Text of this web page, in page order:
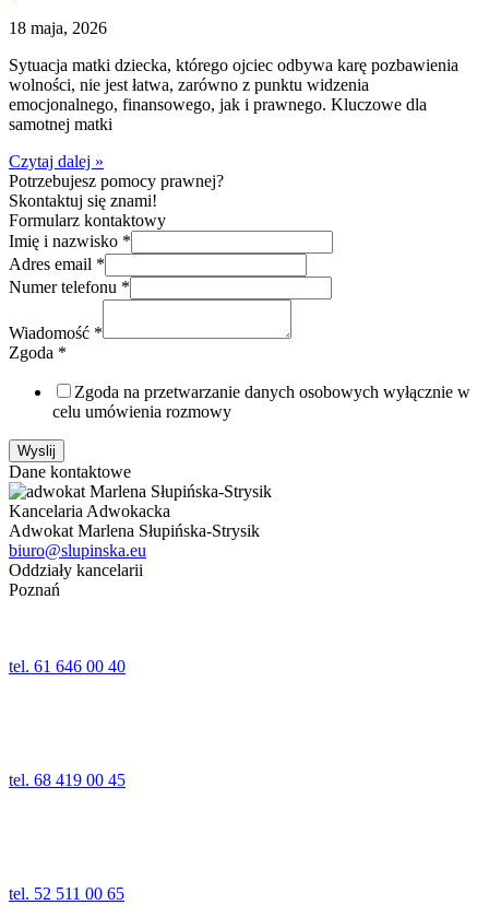
18 maja, 2026
Sytuacja matki dziecka, którego ojciec odbywa karę pozbawienia
wolności, nie jest łatwa, zarówno z punktu widzenia
emocjonalnego, finansowego, jak i prawnego. Kluczowe dla
samotnej matki
Czytaj dalej »
Potrzebujesz pomocy prawnej?
Skontaktuj się znami!
Formularz kontaktowy
Imię i nazwisko *
Adres email *
Numer telefonu *
Wiadomość *
Zgoda *
Zgoda na przetwarzanie danych osobowych wyłącznie w
celu umówienia rozmowy
Wyslij
Dane kontaktowe
Kancelaria Adwokacka
Adwokat Marlena Słupińska-Strysik
biuro@slupinska.eu
Oddziały kancelarii
Poznań
tel. 61 646 00 40
tel. 68 419 00 45
tel. 52 511 00 65